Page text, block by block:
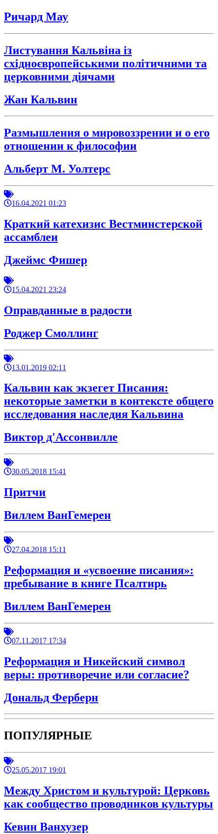
Ричард Мау
Листування Кальвіна із
східноєвропейськими політичними та
церковними діячами
Жан Кальвин
Размышления о мировоззрении и о его
отношении к философии
Альберт М. Уолтерс
16.04.2021 01:23
Краткий катехизис Вестминстерской
ассамблеи
Джеймс Фишер
15.04.2021 23:24
Оправданные в радости
Роджер Смоллинг
13.01.2019 02:11
Кальвин как экзегет Писания:
некоторые заметки в контексте общего
исследования наследия Кальвина
Виктор д'Ассонвилле
30.05.2018 15:41
Притчи
Виллем ВанГемерен
27.04.2018 15:11
Реформация и «усвоение писания»:
пребывание в книге Псалтирь
Виллем ВанГемерен
07.11.2017 17:34
Реформация и Никейский символ
веры: противоречие или согласие?
Дональд Ферберн
ПОПУЛЯРНЫЕ
25.05.2017 19:01
Между Христом и культурой: Церковь
как сообщество проводников культуры
Кевин Ванхузер